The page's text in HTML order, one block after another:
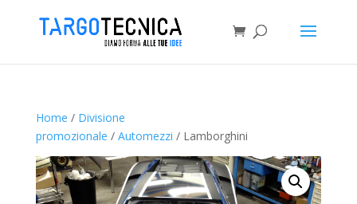
Home / Divisione
promozionale / Automezzi / Lamborghini